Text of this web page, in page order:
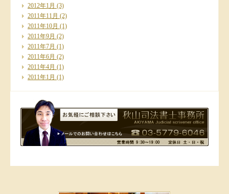
2012年1月 (3)
2011年11月 (2)
2011年10月 (1)
2011年9月 (2)
2011年7月 (1)
2011年6月 (2)
2011年4月 (1)
2011年1月 (1)